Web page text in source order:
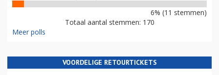
6% (11 stemmen)
Totaal aantal stemmen: 170
Meer polls
VOORDELIGE RETOURTICKETS